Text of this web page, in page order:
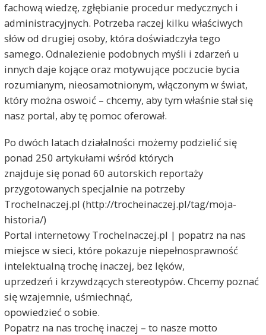
fachową wiedzę, zgłębianie procedur medycznych i
administracyjnych. Potrzeba raczej kilku właściwych
słów od drugiej osoby, która doświadczyła tego
samego. Odnalezienie podobnych myśli i zdarzeń u
innych daje kojące oraz motywujące poczucie bycia
rozumianym, nieosamotnionym, włączonym w świat,
który można oswoić – chcemy, aby tym właśnie stał się
nasz portal, aby tę pomoc oferował.
Po dwóch latach działalności możemy podzielić się
ponad 250 artykułami wśród których
znajduje się ponad 60 autorskich reportaży
przygotowanych specjalnie na potrzeby
TrocheInaczej.pl (http://trocheinaczej.pl/tag/moja-
historia/)
Portal internetowy TrocheInaczej.pl | popatrz na nas
miejsce w sieci, które pokazuje niepełnosprawność
intelektualną trochę inaczej, bez lęków,
uprzedzeń i krzywdzących stereotypów. Chcemy poznać
się wzajemnie, uśmiechnąć,
opowiedzieć o sobie.
Popatrz na nas trochę inaczej – to nasze motto